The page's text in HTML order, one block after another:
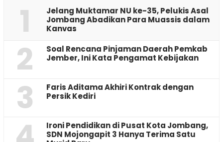
1
Jelang Muktamar NU ke-35, Pelukis Asal
Jombang Abadikan Para Muassis dalam
Kanvas
2
‎Soal Rencana Pinjaman Daerah Pemkab
Jember, Ini Kata Pengamat Kebijakan ‎
3
Faris Aditama Akhiri Kontrak dengan
Persik Kediri
Ironi Pendidikan di Pusat Kota Jombang,
SDN Mojongapit 3 Hanya Terima Satu